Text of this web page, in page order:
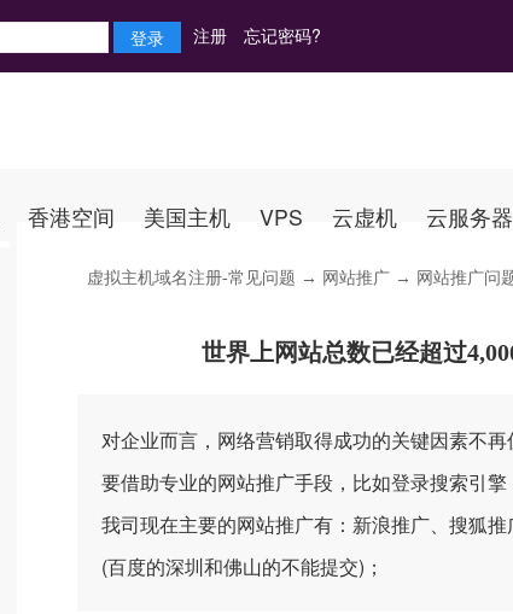
注册 忘记密码?
香港空间 美国主机 VPS 云虚机 云服务器
虚拟主机域名注册-常见问题 → 网站推广 → 网站推广问
世界上网站总数已经超过
对企业而言，网络营销取得成功的关键因素不
要借助专业的网站推广手段，比如登录搜索引
我司现在主要的网站推广有：新浪推广、搜狐
(百度的深圳和佛山的不能提交)；